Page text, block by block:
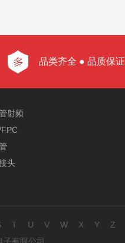
品类齐全 ● 品质保证
射频
头
T U V W X Y Z